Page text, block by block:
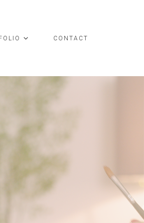
CONTACT